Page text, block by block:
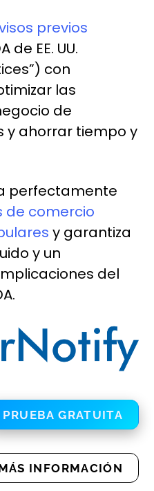
previos
de EE. UU.
con
las
de
y ahorrar tiempo y
perfectamente
de comercio
y garantiza
y un
del
PRUEBA GRATUITA
INFORMACIÓN